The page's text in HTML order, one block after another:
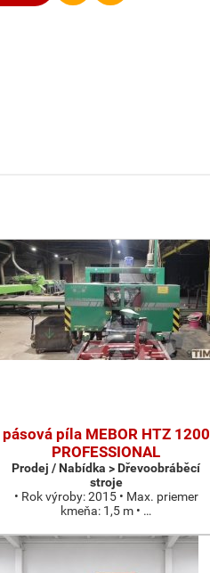
pásová píla MEBOR HTZ 1200
PROFESSIONAL
Prodej / Nabídka > Dřevoobráběcí
stroje
• Rok výroby: 2015 • Max. priemer
kmeňa: 1,5 m • …